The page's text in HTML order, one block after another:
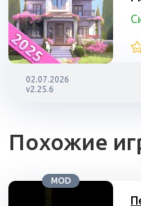
02.07.2026
v2.25.6
Похожие
MOD